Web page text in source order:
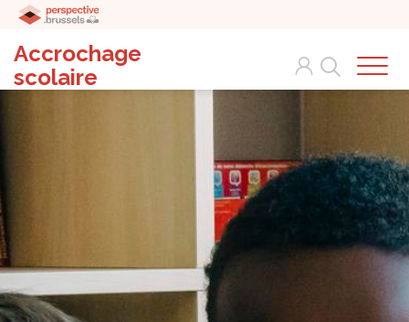
Accrochage
scolaire
Search